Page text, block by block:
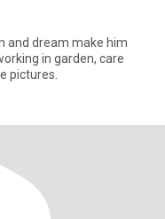
and dream make him
in garden, care
pictures.